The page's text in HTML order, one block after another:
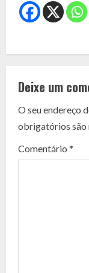
C
n
t
i
Deixe um
O seu endereço
obrigatórios são
Comentário *